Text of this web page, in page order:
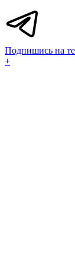
Подпишись на
+